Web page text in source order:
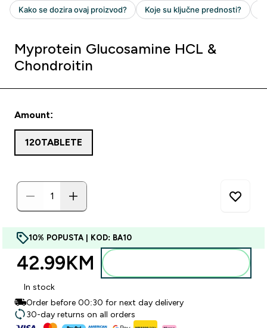
Myprotein Glucosamine HCL &
Chondroitin
Amount:
120TABLETE
10% POPUSTA | KOD: BA10
42.99KM‎
In stock
Order before 00:30 for next day delivery
30-day returns on all orders